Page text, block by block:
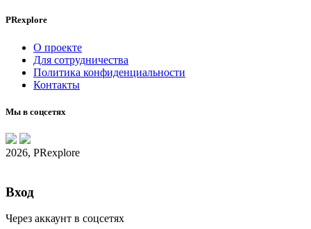
PRexplore
О проекте
Для сотрудничества
Политика конфиденциальности
Контакты
Мы в соцсетях
2026, PRexplore
Вход
Через аккаунт в соцсетях